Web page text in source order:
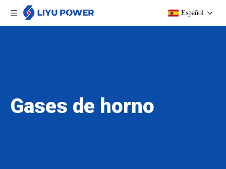
Español
Gases de horno